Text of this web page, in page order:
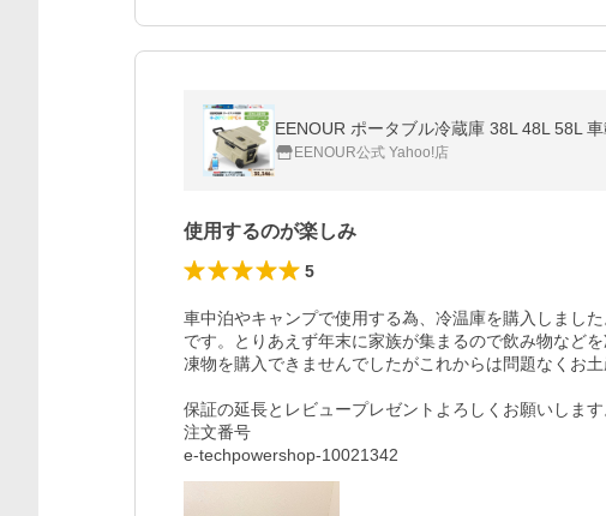
EENOUR ポータブル冷蔵庫 38L 48L 58L
EENOUR公式 Yahoo!店
使用するのが楽しみ
5
車中泊やキャンプで使用する為、冷温庫を購入しまし
です。とりあえず年末に家族が集まるので飲み物など
凍物を購入できませんでしたがこれからは問題なくお土
保証の延長とレビュープレゼントよろしくお願いします
注文番号
e-techpowershop-10021342